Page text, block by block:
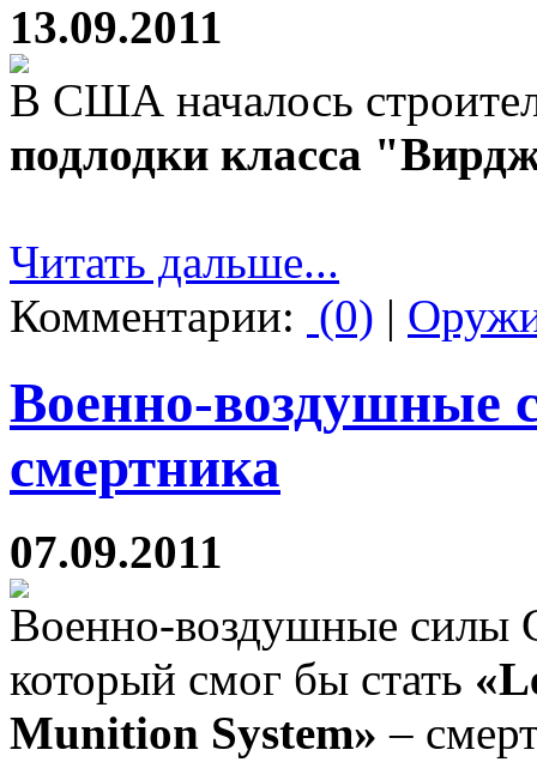
13.09.2011
В США началось
подлодки класса
Читать дальше...
Комментарии: (0) |
Военно-
смертника
07.09.2011
Военно-воздушные
который смог бы стать
Munition System»–